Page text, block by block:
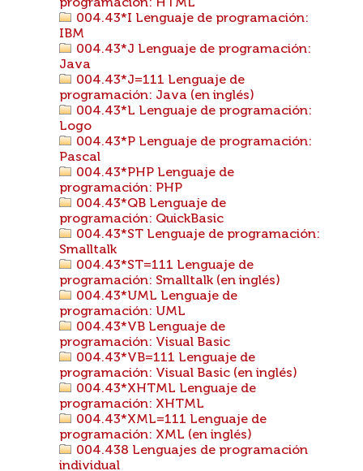
programación: HTML
004.43*I Lenguaje de programación:
IBM
004.43*J Lenguaje de programación:
Java
004.43*J=111 Lenguaje de
programación: Java (en inglés)
004.43*L Lenguaje de programación:
Logo
004.43*P Lenguaje de programación:
Pascal
004.43*PHP Lenguaje de
programación: PHP
004.43*QB Lenguaje de
programación: QuickBasic
004.43*ST Lenguaje de programación:
Smalltalk
004.43*ST=111 Lenguaje de
programación: Smalltalk (en inglés)
004.43*UML Lenguaje de
programación: UML
004.43*VB Lenguaje de
programación: Visual Basic
004.43*VB=111 Lenguaje de
programación: Visual Basic (en inglés)
004.43*XHTML Lenguaje de
programación: XHTML
004.43*XML=111 Lenguaje de
programación: XML (en inglés)
004.438 Lenguajes de programación
individual